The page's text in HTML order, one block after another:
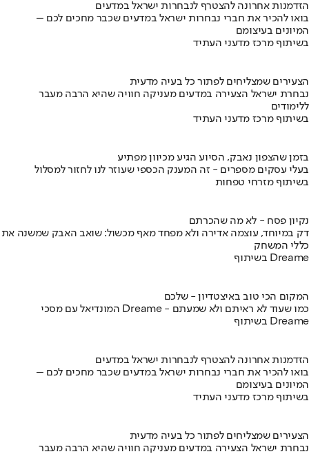
הזדמנות אחרונה להצטרף לנבחרות ישראל במדעים
בואו להכיר את חברי נבחרות ישראל במדעים שכבר מחכים לכם –
המיונים בעיצומם
בשיתוף מרכז מדעני העתיד
הצעירים שמצליחים לפתור כל בעיה מדעית
נבחרת ישראל הצעירה במדעים מעניקה חוויה שהיא הרבה מעבר
ללימודים
בשיתוף מרכז מדעני העתיד
בזמן שהצפון נאבק, הסיוע הגיע מכיוון מפתיע
בעלי עסקים מספרים - זה המענק הכספי שעוזר לנו לחזור למסלול
בשיתוף מזרחי טפחות
נקיון פסח - לא מה שהכרתם
דק במיוחד, עוצמה אדירה ולא מפחד מאף מכשול: שואב האבק שמשנה את
כללי המשחק
בשיתוף Dreame
המקום הכי טוב באיצטדיון - שלכם
המונדיאל עם מסכי Dreame - כמו שעוד לא ראיתם ולא שמעתם
בשיתוף Dreame
הזדמנות אחרונה להצטרף לנבחרות ישראל במדעים
בואו להכיר את חברי נבחרות ישראל במדעים שכבר מחכים לכם –
המיונים בעיצומם
בשיתוף מרכז מדעני העתיד
הצעירים שמצליחים לפתור כל בעיה מדעית
נבחרת ישראל הצעירה במדעים מעניקה חוויה שהיא הרבה מעבר